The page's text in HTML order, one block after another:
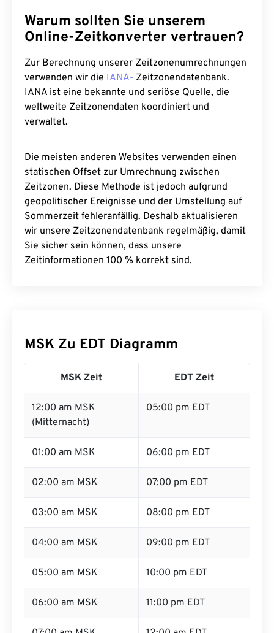
Warum sollten Sie unserem
Online-Zeitkonverter vertrauen?
Zur Berechnung unserer Zeitzonenumrechnungen
verwenden wir die IANA- Zeitzonendatenbank.
IANA ist eine bekannte und seriöse Quelle, die
weltweite Zeitzonendaten koordiniert und
verwaltet.
Die meisten anderen Websites verwenden einen
statischen Offset zur Umrechnung zwischen
Zeitzonen. Diese Methode ist jedoch aufgrund
geopolitischer Ereignisse und der Umstellung auf
Sommerzeit fehleranfällig. Deshalb aktualisieren
wir unsere Zeitzonendatenbank regelmäßig, damit
Sie sicher sein können, dass unsere
Zeitinformationen 100 % korrekt sind.
MSK Zu EDT Diagramm
MSK Zeit EDT Zeit
12:00 am MSK
(Mitternacht)
05:00 pm EDT
01:00 am MSK 06:00 pm EDT
02:00 am MSK 07:00 pm EDT
03:00 am MSK 08:00 pm EDT
04:00 am MSK 09:00 pm EDT
05:00 am MSK 10:00 pm EDT
06:00 am MSK 11:00 pm EDT